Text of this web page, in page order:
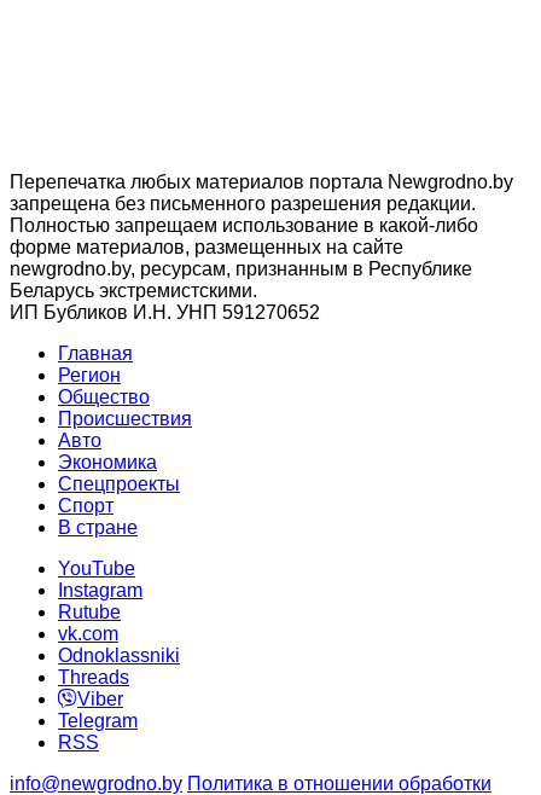
Перепечатка любых материалов портала Newgrodno.by
запрещена без письменного разрешения редакции.
Полностью запрещаем использование в какой-либо
форме материалов, размещенных на сайте
newgrodno.by, ресурсам, признанным в Республике
Беларусь экстремистскими.
ИП Бубликов И.Н. УНП 591270652
Главная
Регион
Общество
Происшествия
Авто
Экономика
Спецпроекты
Cпорт
В стране
YouTube
Instagram
Rutube
vk.com
Odnoklassniki
Threads
Viber
Telegram
RSS
info@newgrodno.by Политика в отношении обработки